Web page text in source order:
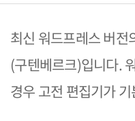
최신 워드프레스 버전
(구텐베르크)입니다.
경우 고전 편집기가